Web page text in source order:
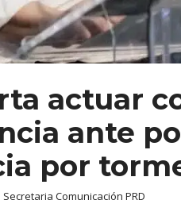
actuar
ante
por
Secretaria Comunicación PRD